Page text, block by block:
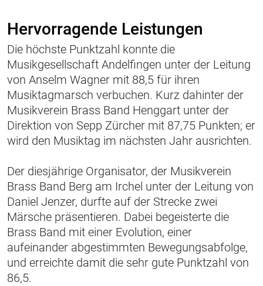
Hervorragende Leistungen
Die höchste Punktzahl konnte die
Musikgesellschaft Andelfingen unter der Leitung
von Anselm Wagner mit 88,5 für ihren
Musiktagmarsch verbuchen. Kurz dahinter der
Musikverein Brass Band Henggart unter der
Direktion von Sepp Zürcher mit 87,75 Punkten; er
wird den Musiktag im nächsten Jahr ausrichten.
Der diesjährige Organisator, der Musikverein
Brass Band Berg am Irchel unter der Leitung von
Daniel Jenzer, durfte auf der Strecke zwei
Märsche präsentieren. Dabei begeisterte die
Brass Band mit einer Evolution, einer
aufeinander abgestimmten Bewegungsabfolge,
und erreichte damit die sehr gute Punktzahl von
86,5.